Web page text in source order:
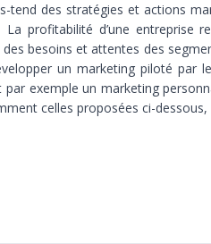
tend des stratégies et actions
profitabilité d’une entreprise
besoins et attentes des
un marketing piloté par
exemple un marketing
celles proposées ci-